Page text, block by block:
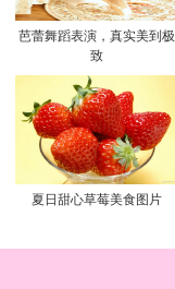
芭蕾舞蹈表演，真实美到极
致
夏日甜心草莓美食图片